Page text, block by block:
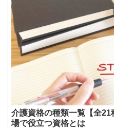
介護資格の種類一覧【全
場で役立つ資格とは